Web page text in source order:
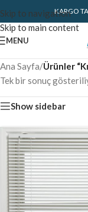
Skip to navigation
Skip to main content
KARGO
MENU
Ana Sayfa/Ürünler
Tek bir sonuç
Show sidebar